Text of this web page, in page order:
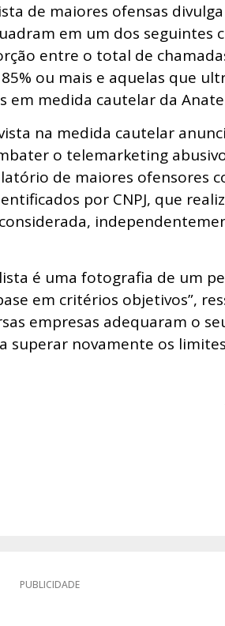
de maiores ofensas
em um dos seguintes
entre o total de
ou mais e aquelas que
em medida cautelar da
na medida cautelar
o telemarketing
de maiores ofensores
por CNPJ, que
é uma fotografia de um
em critérios objetivos”,
empresas adequaram o
superar novamente os limites
PUBLICIDADE